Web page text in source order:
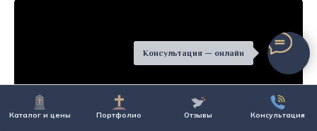
Каталог и цены Портфолио Отзывы Консультация
Консультация — онлайн